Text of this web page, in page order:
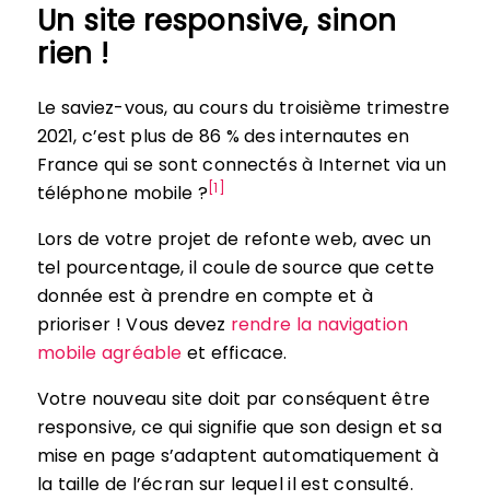
Un site responsive, sinon
rien !
Le saviez-vous, au cours du troisième trimestre
2021, c’est plus de 86 % des internautes en
France qui se sont connectés à Internet via un
téléphone mobile ? [1]
Lors de votre projet de refonte web, avec un
tel pourcentage, il coule de source que cette
donnée est à prendre en compte et à
prioriser ! Vous devez rendre la navigation
mobile agréable et efficace.
Votre nouveau site doit par conséquent être
responsive, ce qui signifie que son design et sa
mise en page s’adaptent automatiquement à
la taille de l’écran sur lequel il est consulté.